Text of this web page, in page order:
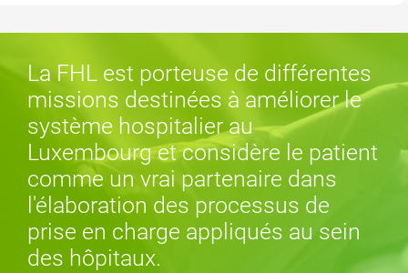
La FHL est porteuse de différentes
missions destinées à améliorer le
système hospitalier au
Luxembourg et considère le patient
comme un vrai partenaire dans
l'élaboration des processus de
prise en charge appliqués au sein
des hôpitaux.